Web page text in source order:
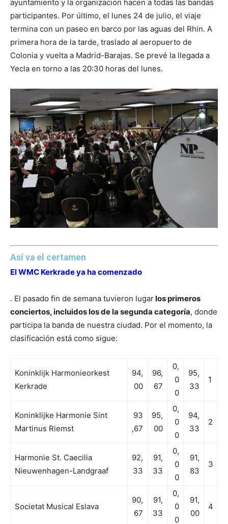
ayuntamiento y la organización hacen a todas las bandas
participantes. Por último, el lunes 24 de julio, el viaje
termina con un paseo en barco por las aguas del Rhin. A
primera hora de la tarde, traslado al aeropuerto de
Colonia y vuelta a Madrid-Barajas. Se prevé la llegada a
Yecla en torno a las 20:30 horas del lunes.
Así va el certamen
El WMC Kerkrade ya ha comenzado
. El pasado fin de semana tuvieron lugarlos primeros
conciertos, incluidos los de la segunda categoría, donde
participa la banda de nuestra ciudad. Por el momento, la
clasificación está como sigue:
Koninklijk Harmonieorkest
Kerkrade
94,
00
96,
67
0,
0
0
95,
33
1
Koninklijke Harmonie Sint
Martinus Riemst
93
,67
95,
00
0,
0
0
94,
33
2
Harmonie St. Caecilia
Nieuwenhagen-Landgraaf
92,
33
91,
33
0,
0
0
91,
83
3
Societat Musical Eslava
90,
67
91,
33
0,
0
0
91,
00
4